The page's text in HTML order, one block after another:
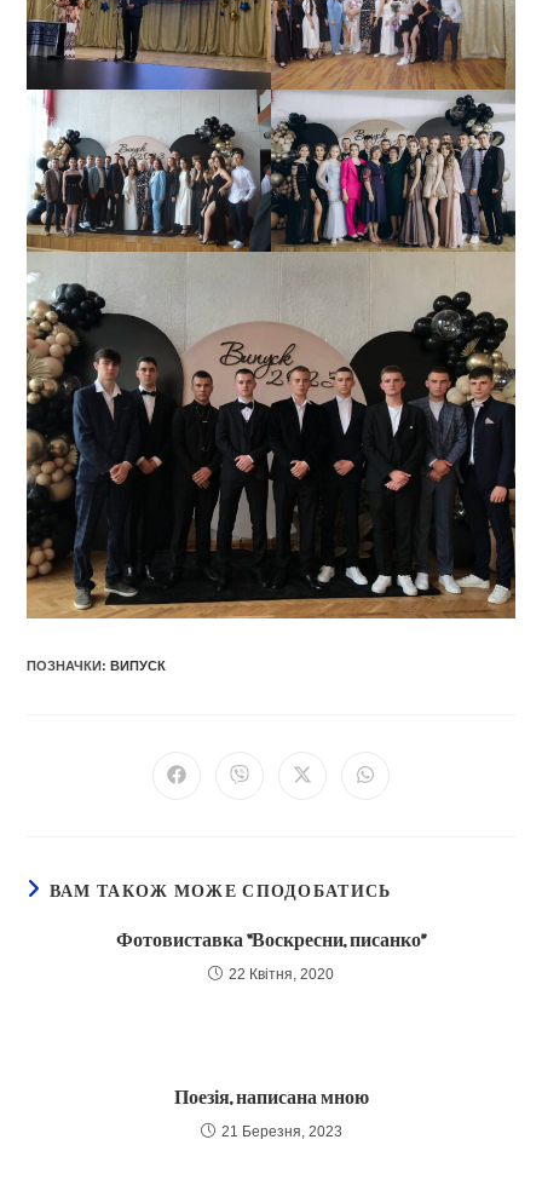
ПОЗНАЧКИ:ВИПУСК
ВідкритиВідкритиВідкритиВідкрити
ВАМ ТАКОЖ МОЖЕ СПОДОБАТИСЬ
Фотовиставка “Воскресни, писанко”
22 Квітня, 2020
Поезія, написана мною
21 Березня, 2023